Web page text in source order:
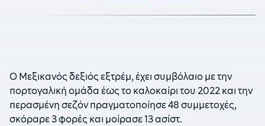
Ο Μεξικανός δεξιός εξτρέμ, έχει συμβόλαιο με την
πορτογαλική ομάδα έως το καλοκαίρι του 2022 και την
περασμένη σεζόν πραγματοποίησε 48 συμμετοχές,
σκόραρε 3 φορές και μοίρασε 13 ασίστ.